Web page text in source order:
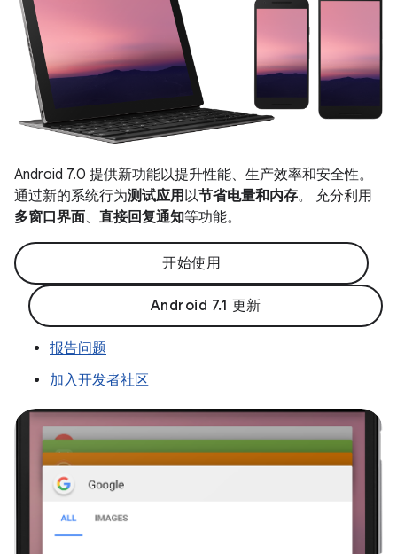
Android 7.0 提供新功能以提升性能、生产效率和安全性。
通过新的系统行为测试应用 以节省电量和内存。 充分利用
多窗口界面、 直接回复通知等功能。
开始使用
Android 7.1 更新
报告问题
加入开发者社区